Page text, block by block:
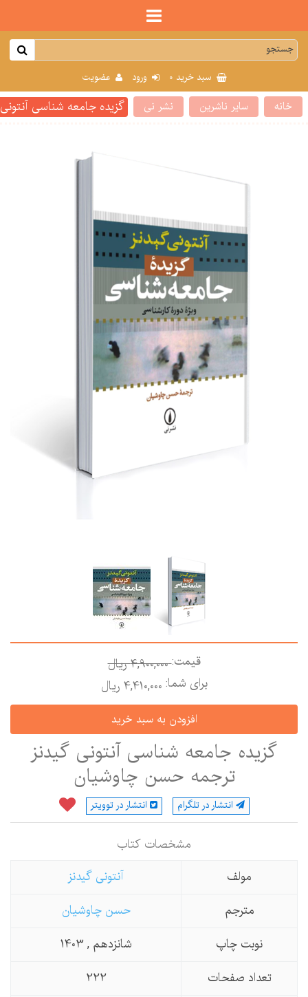
سبد خرید 0 ورود عضویت
خانه سایر ناشرین نشر نی گزیده جامعه شناسی
قیمت:4,900,000 ريال
برای شما: 4,410,000 ريال
گزیده جامعه شناسی آنتونی گیدنز
ترجمه حسن چاوشیان
انتشار در تلگرام انتشار در توویتر
مشخصات كتاب
مولف
آنتونی گیدنز
مترجم
حسن چاوشیان
نوبت چاپ
شانزدهم , 1403
تعداد صفحات
222